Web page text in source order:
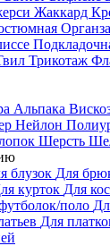
Жаккард
Органза
Трикотаж
Альпака
Нейлон
Шерсть
блузок Для
курток Для
поло
Для